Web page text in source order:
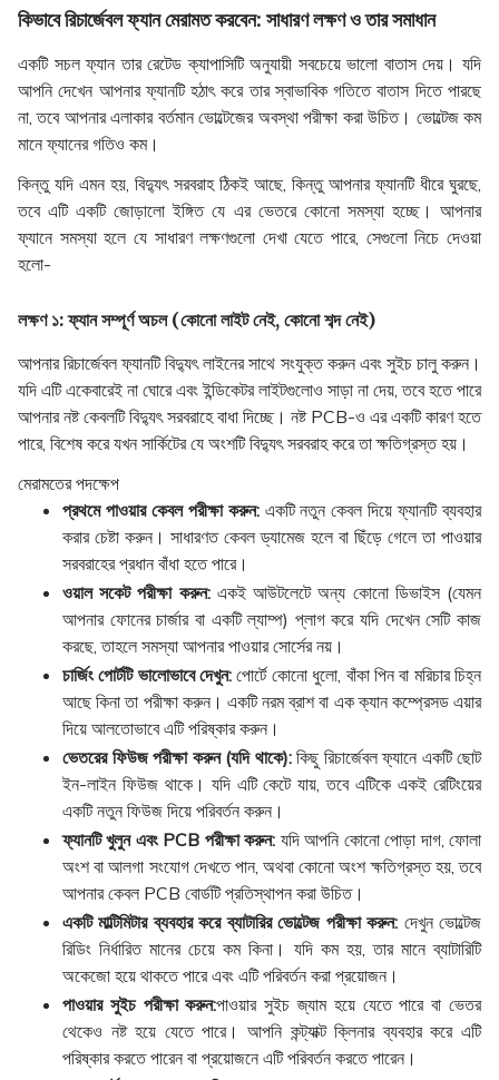
কিভাবে রিচার্জেবল ফ্যান মেরামত করবেন: সাধারণ লক্ষণ ও তার সমাধান
একটি সচল ফ্যান তার রেটেড ক্যাপাসিটি অনুযায়ী সবচেয়ে ভালো বাতাস দেয়। যদি
আপনি দেখেন আপনার ফ্যানটি হঠাৎ করে তার স্বাভাবিক গতিতে বাতাস দিতে পারছে
না, তবে আপনার এলাকার বর্তমান ভোল্টেজের অবস্থা পরীক্ষা করা উচিত। ভোল্টেজ কম
মানে ফ্যানের গতিও কম।
কিন্তু যদি এমন হয়, বিদ্যুৎ সরবরাহ ঠিকই আছে, কিন্তু আপনার ফ্যানটি ধীরে ঘুরছে,
তবে এটি একটি জোড়ালো ইঙ্গিত যে এর ভেতরে কোনো সমস্যা হচ্ছে। আপনার
ফ্যানে সমস্যা হলে যে সাধারণ লক্ষণগুলো দেখা যেতে পারে, সেগুলো নিচে দেওয়া
হলো-
লক্ষণ ১: ফ্যান সম্পূর্ণ অচল (কোনো লাইট নেই, কোনো শব্দ নেই)
আপনার রিচার্জেবল ফ্যানটি বিদ্যুৎ লাইনের সাথে সংযুক্ত করুন এবং সুইচ চালু করুন।
যদি এটি একেবারেই না ঘোরে এবং ইন্ডিকেটর লাইটগুলোও সাড়া না দেয়, তবে হতে পারে
আপনার নষ্ট কেবলটি বিদ্যুৎ সরবরাহে বাধা দিচ্ছে। নষ্ট PCB-ও এর একটি কারণ হতে
পারে, বিশেষ করে যখন সার্কিটের যে অংশটি বিদ্যুৎ সরবরাহ করে তা ক্ষতিগ্রস্ত হয়।
মেরামতের পদক্ষেপ
প্রথমে পাওয়ার কেবল পরীক্ষা করুন:একটি নতুন কেবল দিয়ে ফ্যানটি ব্যবহার
করার চেষ্টা করুন। সাধারণত কেবল ড্যামেজ হলে বা ছিঁড়ে গেলে তা পাওয়ার
সরবরাহের প্রধান বাঁধা হতে পারে।
ওয়াল সকেট পরীক্ষা করুন: একই আউটলেটে অন্য কোনো ডিভাইস (যেমন
আপনার ফোনের চার্জার বা একটি ল্যাম্প) প্লাগ করে যদি দেখেন সেটি কাজ
করছে, তাহলে সমস্যা আপনার পাওয়ার সোর্সের নয়।
চার্জিং পোর্টটি ভালোভাবে দেখুন: পোর্টে কোনো ধুলো, বাঁকা পিন বা মরিচার চিহ্ন
আছে কিনা তা পরীক্ষা করুন। একটি নরম ব্রাশ বা এক ক্যান কম্প্রেসড এয়ার
দিয়ে আলতোভাবে এটি পরিষ্কার করুন।
ভেতরের ফিউজ পরীক্ষা করুন (যদি থাকে): কিছু রিচার্জেবল ফ্যানে একটি ছোট
ইন-লাইন ফিউজ থাকে। যদি এটি কেটে যায়, তবে এটিকে একই রেটিংয়ের
একটি নতুন ফিউজ দিয়ে পরিবর্তন করুন।
ফ্যানটি খুলুন এবং PCB পরীক্ষা করুন: যদি আপনি কোনো পোড়া দাগ, ফোলা
অংশ বা আলগা সংযোগ দেখতে পান, অথবা কোনো অংশ ক্ষতিগ্রস্ত হয়, তবে
আপনার কেবল PCB বোর্ডটি প্রতিস্থাপন করা উচিত।
একটি মাল্টিমিটার ব্যবহার করে ব্যাটারির ভোল্টেজ পরীক্ষা করুন: দেখুন ভোল্টেজ
রিডিং নির্ধারিত মানের চেয়ে কম কিনা। যদি কম হয়, তার মানে ব্যাটারিটি
অকেজো হয়ে থাকতে পারে এবং এটি পরিবর্তন করা প্রয়োজন।
পাওয়ার সুইচ পরীক্ষা করুন:পাওয়ার সুইচ জ্যাম হয়ে যেতে পারে বা ভেতর
থেকেও নষ্ট হয়ে যেতে পারে। আপনি কন্ট্যাক্ট ক্লিনার ব্যবহার করে এটি
পরিষ্কার করতে পারেন বা প্রয়োজনে এটি পরিবর্তন করতে পারেন।